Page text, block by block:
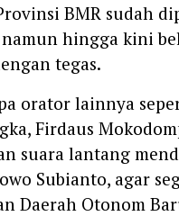
BMR sudah
hingga kini
tegas.
orator lainnya
Firdaus
suara lantang
Subianto, agar
Daerah Otonom